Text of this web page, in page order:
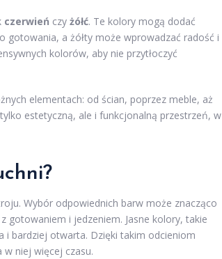
czerwień czy żółć. Te kolory mogą dodać
gotowania, a żółty może wprowadzać radość i
kolorów, aby nie przytłoczyć
elementach: od ścian, poprzez meble, aż
estetyczną, ale i funkcjonalną przestrzeń, w
Wybór odpowiednich barw może znacząco
gotowaniem i jedzeniem. Jasne kolory, takie
i bardziej otwarta. Dzięki takim odcieniom
w niej więcej czasu.